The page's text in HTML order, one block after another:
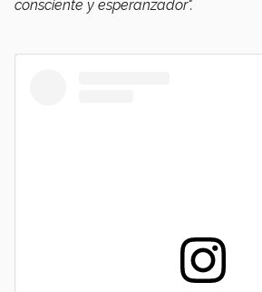
consciente y esperanzador".